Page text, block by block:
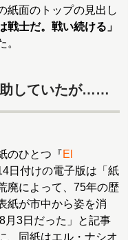
紙面のトップの見出し
戦士だ。戦い続ける」
。
助していたが……
のひとつ『El
日付けの電子版は「紙
廃によって、75年の歴
紙が市中から姿を消
月3日だった」と記事
、同紙はエル・ナシオ